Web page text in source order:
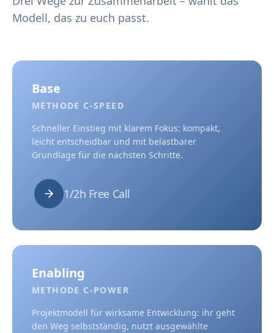
Modell, das zu euch passt.
Base
METHODE C-SPEED
Schneller Einstieg mit klarem Fokus: kompakt,
leicht entscheidbar und mit belastbarer
Grundlage für die nächsten Schritte.
1/2h Free Call
Enabling
METHODE C-POWER
Projektmodell für wirksame Entwicklung: ihr geht
den Weg selbstständig, nutzt ausgewählte